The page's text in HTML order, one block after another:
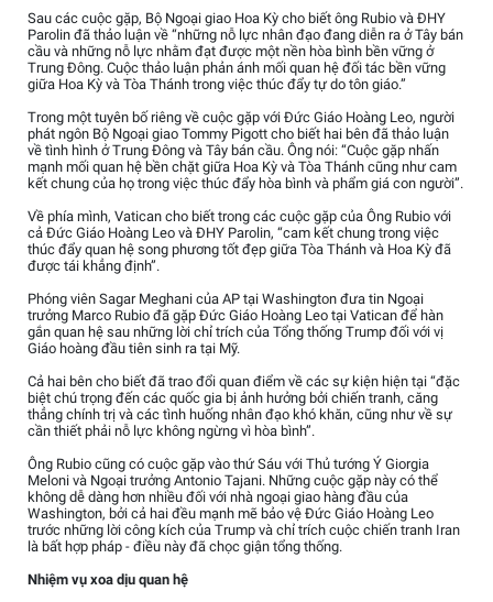
Sau các cuộc gặp, Bộ Ngoại giao Hoa Kỳ cho biết ông Rubio và ĐHY
Parolin đã thảo luận về “những nỗ lực nhân đạo đang diễn ra ở Tây bán
cầu và những nỗ lực nhằm đạt được một nền hòa bình bền vững ở
Trung Đông. Cuộc thảo luận phản ánh mối quan hệ đối tác bền vững
giữa Hoa Kỳ và Tòa Thánh trong việc thúc đẩy tự do tôn giáo.”
Trong một tuyên bố riêng về cuộc gặp với Đức Giáo Hoàng Leo, người
phát ngôn Bộ Ngoại giao Tommy Pigott cho biết hai bên đã thảo luận
về tình hình ở Trung Đông và Tây bán cầu. Ông nói: “Cuộc gặp nhấn
mạnh mối quan hệ bền chặt giữa Hoa Kỳ và Tòa Thánh cũng như cam
kết chung của họ trong việc thúc đẩy hòa bình và phẩm giá con người”.
Về phía mình, Vatican cho biết trong các cuộc gặp của Ông Rubio với
cả Đức Giáo Hoàng Leo và ĐHY Parolin, “cam kết chung trong việc
thúc đẩy quan hệ song phương tốt đẹp giữa Tòa Thánh và Hoa Kỳ đã
được tái khẳng định”.
Phóng viên Sagar Meghani của AP tại Washington đưa tin Ngoại
trưởng Marco Rubio đã gặp Đức Giáo Hoàng Leo tại Vatican để hàn
gắn quan hệ sau những lời chỉ trích của Tổng thống Trump đối với vị
Giáo hoàng đầu tiên sinh ra tại Mỹ.
Cả hai bên cho biết đã trao đổi quan điểm về các sự kiện hiện tại “đặc
biệt chú trọng đến các quốc gia bị ảnh hưởng bởi chiến tranh, căng
thẳng chính trị và các tình huống nhân đạo khó khăn, cũng như về sự
cần thiết phải nỗ lực không ngừng vì hòa bình”.
Ông Rubio cũng có cuộc gặp vào thứ Sáu với Thủ tướng Ý Giorgia
Meloni và Ngoại trưởng Antonio Tajani. Những cuộc gặp này có thể
không dễ dàng hơn nhiều đối với nhà ngoại giao hàng đầu của
Washington, bởi cả hai đều mạnh mẽ bảo vệ Đức Giáo Hoàng Leo
trước những lời công kích của Trump và chỉ trích cuộc chiến tranh Iran
là bất hợp pháp - điều này đã chọc giận tổng thống.
Nhiệm vụ xoa dịu quan hệ